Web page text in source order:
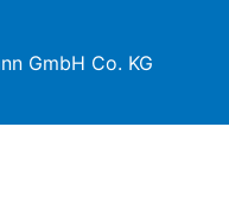
GmbH Co. KG